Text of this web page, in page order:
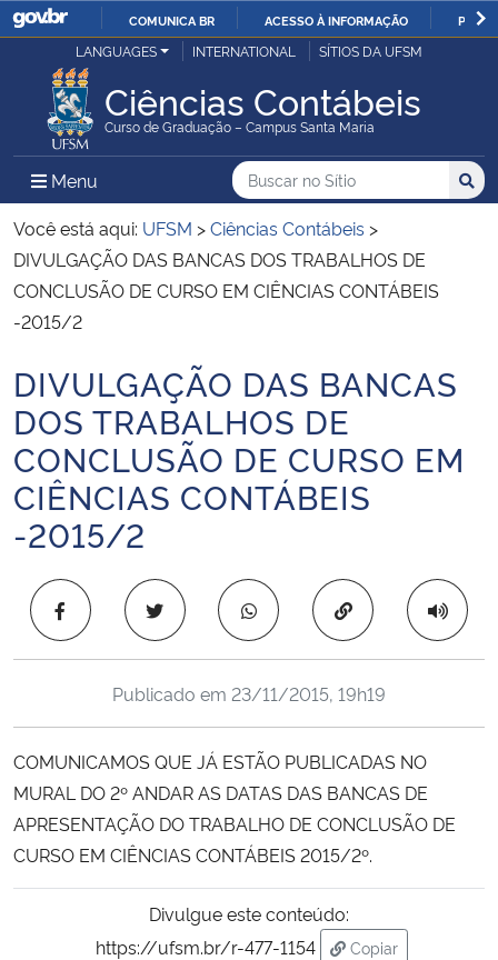
IR
O
COMUNICA BR ACESSO À INFORMAÇÃO
Ministério da Justiça e Segurança Pública
Ministério da Defesa
Ministério das Relações Exteriores
Ministério da Economia
Ministério da Agricultura, Pecuária e Abastecimento
Ministério da Educação
Ministério da Cidadania
Ministério da Saúde
Ministério de Minas e Energia
Ministério da Ciência, Tecnologia, Inovações e Comunicações
Ministério do Meio Ambiente
Ministério do Turismo
LANGUAGES INTERNATIONAL SÍTIOS DA UFSM
Ciências Contábeis
Curso de Graduação – Campus Santa Maria
Menu Menu Principal do Sítio
Busca
Buscar no no Sítio
Busca:
Você está aqui: UFSM >Ciências Contábeis >
DIVULGAÇÃO DAS BANCAS DOS TRABALHOS DE
CONCLUSÃO DE CURSO EM CIÊNCIAS CONTÁBEIS
-2015/2
Início do conteúdo
DIVULGAÇÃO DAS BANCAS
DOS TRABALHOS DE
CONCLUSÃO DE CURSO EM
CIÊNCIAS CONTÁBEIS
-2015/2
Copiar para área
Publicado em 23/11/2015, 19h19
COMUNICAMOS QUE JÁ ESTÃO PUBLICADAS NO
MURAL DO 2º ANDAR AS DATAS DAS BANCAS DE
APRESENTAÇÃO DO TRABALHO DE CONCLUSÃO DE
CURSO EM CIÊNCIAS CONTÁBEIS 2015/2º.
Divulgue este conteúdo:
https://ufsm.br/r-477-1154
Copiar